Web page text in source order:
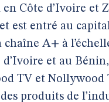
Côte d’Ivoire et
est entré au
A+ à
et au
TV et Nollywood
produits de